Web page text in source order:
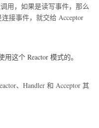
用，如果是读写事件，那么
接事件，就交给 Acceptor
这个 Reactor 模式的。
、Handler 和 Acceptor 其